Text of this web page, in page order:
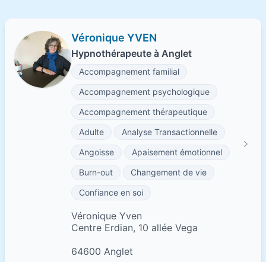
Véronique YVEN
Hypnothérapeute à Anglet
Accompagnement familial
Accompagnement psychologique
Accompagnement thérapeutique
Adulte
Analyse Transactionnelle
Angoisse
Apaisement émotionnel
Burn-out
Changement de vie
Confiance en soi
Véronique Yven
Centre Erdian, 10 allée Vega
64600 Anglet